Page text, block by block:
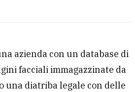
azienda con un database di
facciali immagazzinate da
una diatriba legale con delle